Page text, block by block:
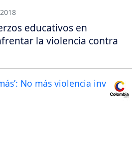
educativos en
la violencia contra